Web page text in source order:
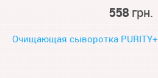
558грн.
Очищающая сыворотка PURITY+